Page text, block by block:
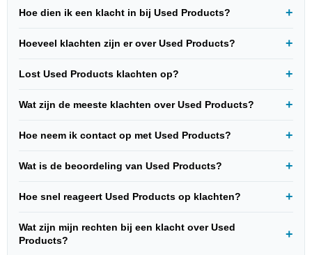
Hoe dien ik een klacht in bij Used Products?
Hoeveel klachten zijn er over Used Products?
Lost Used Products klachten op?
Wat zijn de meeste klachten over Used Products?
Hoe neem ik contact op met Used Products?
Wat is de beoordeling van Used Products?
Hoe snel reageert Used Products op klachten?
Wat zijn mijn rechten bij een klacht over Used
Products?